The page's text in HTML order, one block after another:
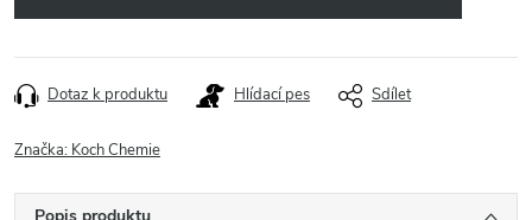
Dotaz k produktu Hlídací pes Sdílet
Značka: Koch Chemie